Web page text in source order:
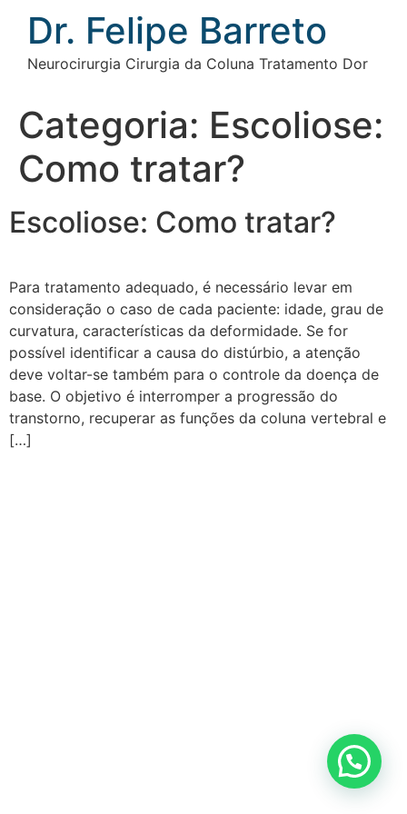
conteúdo
Dr. Felipe Barreto
Neurocirurgia Cirurgia da Coluna Tratamento Dor
Categoria: Escoliose:
Como tratar?
Escoliose: Como tratar?
Para tratamento adequado, é necessário levar em
consideração o caso de cada paciente: idade, grau de
curvatura, características da deformidade. Se for
possível identificar a causa do distúrbio, a atenção
deve voltar-se também para o controle da doença de
base. O objetivo é interromper a progressão do
transtorno, recuperar as funções da coluna vertebral e
[…]